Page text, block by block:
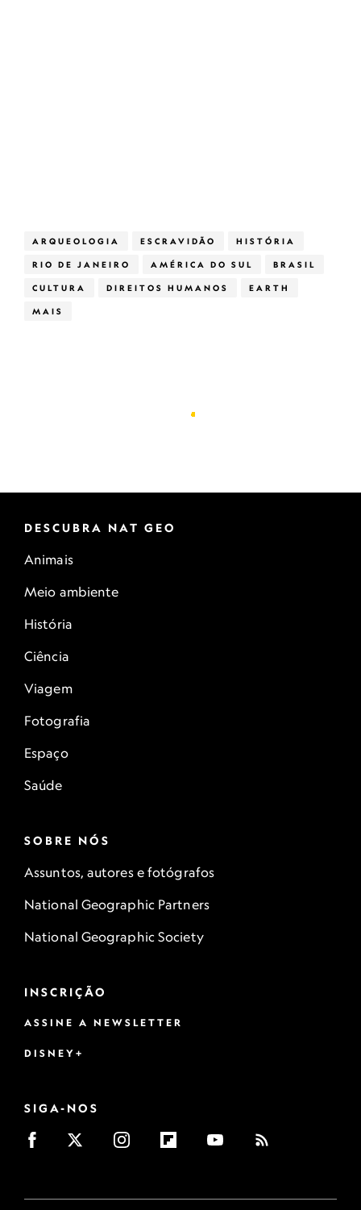
ARQUEOLOGIA ESCRAVIDÃO HISTÓRIA
RIO DE JANEIRO AMÉRICA DO SUL BRASIL
CULTURA DIREITOS HUMANOS EARTH
MAIS
DESCUBRA NAT GEO
Animais
Meio ambiente
História
Ciência
Viagem
Fotografia
Espaço
Saúde
SOBRE NÓS
Assuntos, autores e fotógrafos
National Geographic Partners
National Geographic Society
INSCRIÇÃO
ASSINE A NEWSLETTER
DISNEY+
SIGA-NOS